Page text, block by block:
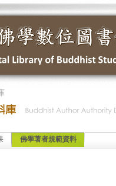
佛學著者規範資料